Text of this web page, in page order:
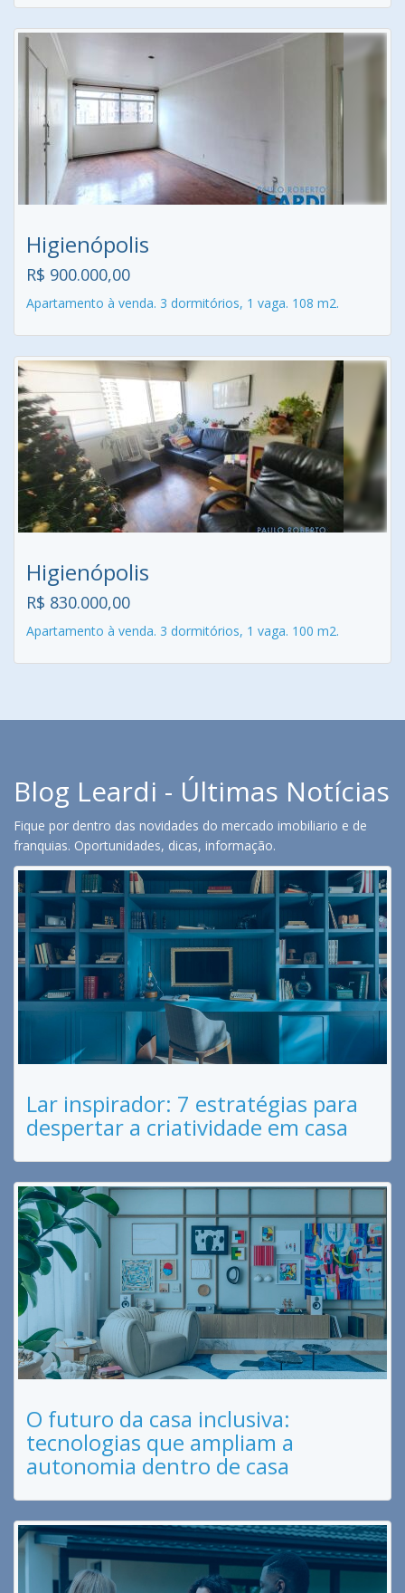
Higienópolis
R$ 900.000,00
Apartamento à venda. 3 dormitórios, 1 vaga. 108 m2.
Higienópolis
R$ 830.000,00
Apartamento à venda. 3 dormitórios, 1 vaga. 100 m2.
Blog Leardi - Últimas Notícias
Fique por dentro das novidades do mercado imobiliario e de
franquias. Oportunidades, dicas, informação.
Lar inspirador: 7 estratégias para
despertar a criatividade em casa
O futuro da casa inclusiva:
tecnologias que ampliam a
autonomia dentro de casa